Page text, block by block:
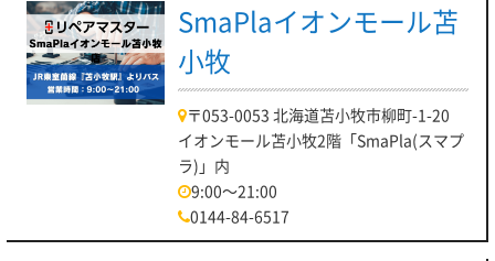
SmaPlaイオンモール苫
小牧
〒053-0053 北海道苫小牧市柳町-1-20
イオンモール苫小牧2階「SmaPla(スマプ
ラ)」内
9:00～21:00
0144-84-6517